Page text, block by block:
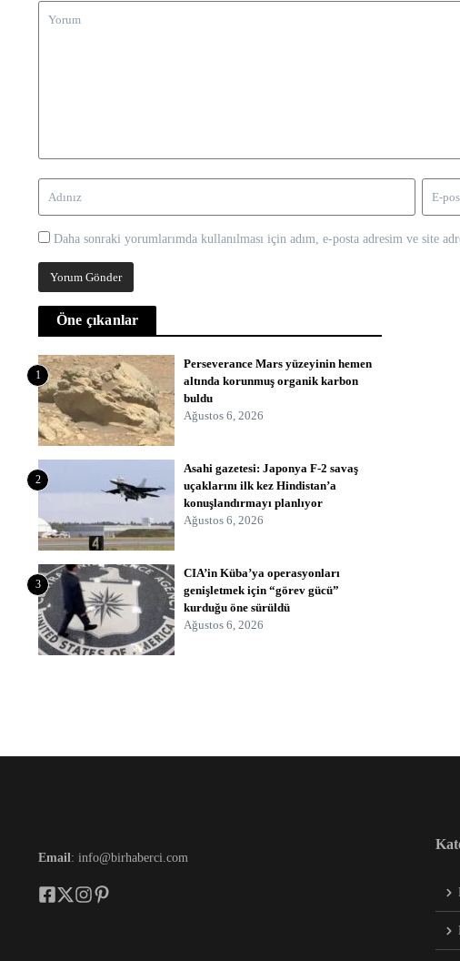
Daha sonraki yorumlarımda kullanılması için adım, e-posta adresim ve site
Öne çıkanlar
1
Perseverance Mars yüzeyinin hemen
altında korunmuş organik karbon
buldu
Ağustos 6, 2026
2
Asahi gazetesi: Japonya F-2 savaş
uçaklarını ilk kez Hindistan’a
konuşlandırmayı planlıyor
Ağustos 6, 2026
3
CIA’in Küba’ya operasyonları
genişletmek için “görev gücü”
kurduğu öne sürüldü
Ağustos 6, 2026
Email: info@birhaberci.com